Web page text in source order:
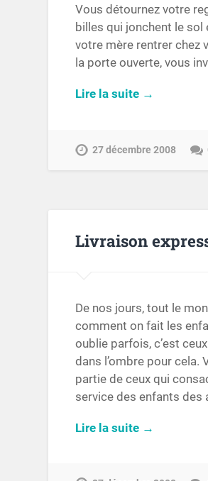
Vous détournez votre
billes qui jonchent le sol
votre mère rentrer chez
la porte ouverte, vous
Lire la suite →
27 décembre 2008
Livraison
De nos jours, tout le
comment on fait les
oublie parfois, c’est
dans l’ombre pour cela.
partie de ceux qui
service des enfants des
Lire la suite →